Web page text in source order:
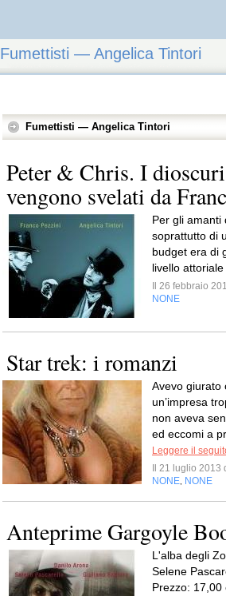
Fumettisti — Angelica Tintori
Fumettisti — Angelica Tintori
Peter & Chris. I
vengono svelati da
Per gli amanti
soprattutto di
budget era di
livello attoriale
Il 26 febbraio
NONE
Star trek: i romanzi
Avevo giurato
un’impresa
non aveva
ed eccomi a
Leggere il
Il 21 luglio 2013
NONE NONE
Anteprime Gargoyle
L'alba degli
Selene
Prezzo: